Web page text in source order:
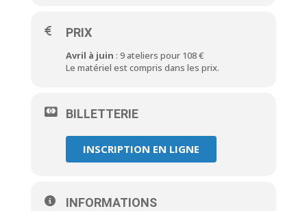
PRIX
Avril à juin : 9 ateliers pour 108 €
Le matériel est compris dans les prix.
BILLETTERIE
INSCRIPTION EN LIGNE
INFORMATIONS